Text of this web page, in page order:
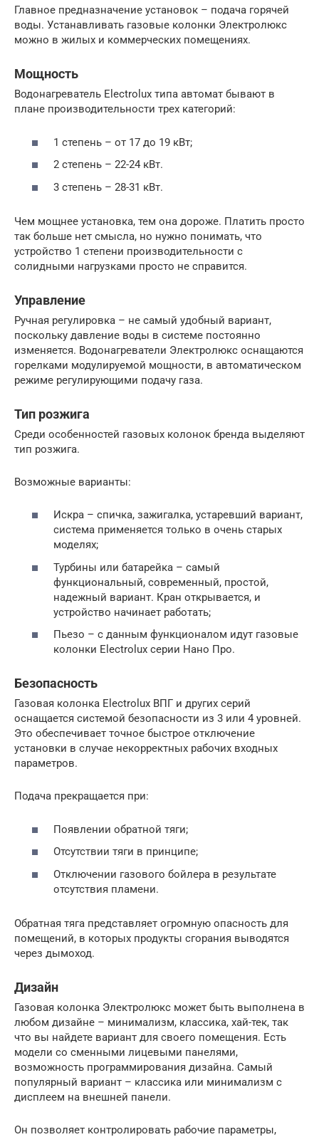
Главное предназначение установок – подача горячей
воды. Устанавливать газовые колонки Электролюкс
можно в жилых и коммерческих помещениях.
Мощность
Водонагреватель Еlectrolux типа автомат бывают в
плане производительности трех категорий:
1 степень – от 17 до 19 кВт;
2 степень – 22-24 кВт.
3 степень – 28-31 кВт.
Чем мощнее установка, тем она дороже. Платить просто
так больше нет смысла, но нужно понимать, что
устройство 1 степени производительности с
солидными нагрузками просто не справится.
Управление
Ручная регулировка – не самый удобный вариант,
поскольку давление воды в системе постоянно
изменяется. Водонагреватели Электролюкс оснащаются
горелками модулируемой мощности, в автоматическом
режиме регулирующими подачу газа.
Тип розжига
Среди особенностей газовых колонок бренда выделяют
тип розжига.
Возможные варианты:
Искра – спичка, зажигалка, устаревший вариант,
система применяется только в очень старых
моделях;
Турбины или батарейка – самый
функциональный, современный, простой,
надежный вариант. Кран открывается, и
устройство начинает работать;
Пьезо – с данным функционалом идут газовые
колонки Еlectrolux серии Нано Про.
Безопасность
Газовая колонка Electrolux ВПГ и других серий
оснащается системой безопасности из 3 или 4 уровней.
Это обеспечивает точное быстрое отключение
установки в случае некорректных рабочих входных
параметров.
Подача прекращается при:
Появлении обратной тяги;
Отсутствии тяги в принципе;
Отключении газового бойлера в результате
отсутствия пламени.
Обратная тяга представляет огромную опасность для
помещений, в которых продукты сгорания выводятся
через дымоход.
Дизайн
Газовая колонка Электролюкс может быть выполнена в
любом дизайне – минимализм, классика, хай-тек, так
что вы найдете вариант для своего помещения. Есть
модели со сменными лицевыми панелями,
возможность программирования дизайна. Самый
популярный вариант – классика или минимализм с
дисплеем на внешней панели.
Он позволяет контролировать рабочие параметры,